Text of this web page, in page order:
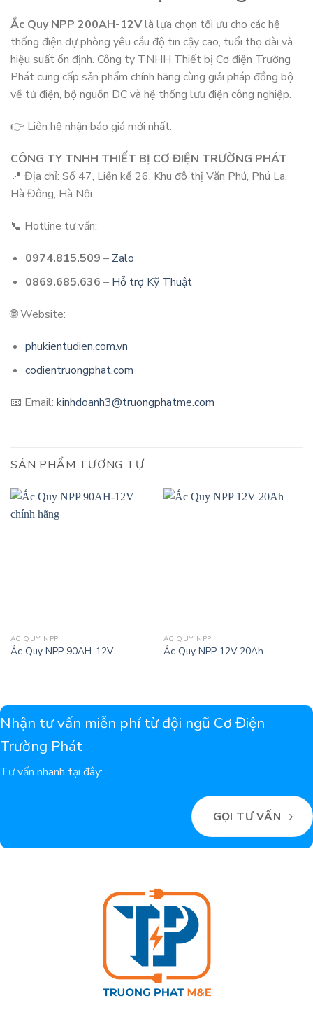
Ắc Quy NPP 200AH-12Vlà lựa chọn tối ưu cho các hệ
thống điện dự phòng yêu cầu độ tin cậy cao, tuổi thọ dài và
hiệu suất ổn định. Công ty TNHH Thiết bị Cơ điện Trường
Phát cung cấp sản phẩm chính hãng cùng giải pháp đồng bộ
về tủ điện, bộ nguồn DC và hệ thống lưu điện công nghiệp.
👉 Liên hệ nhận báo giá mới nhất:
CÔNG TY TNHH THIẾT BỊ CƠ ĐIỆN TRƯỜNG PHÁT
📍 Địa chỉ: Số 47, Liền kề 26, Khu đô thị Văn Phú, Phú La,
Hà Đông, Hà Nội
📞 Hotline tư vấn:
0974.815.509 – Zalo
0869.685.636 – Hỗ trợ Kỹ Thuật
🌐 Website:
phukientudien.com.vn
codientruongphat.com
📧 Email: kinhdoanh3@truongphatme.com
SẢN PHẨM TƯƠNG TỰ
ẮC QUY NPP
Ắc Quy NPP 90AH-12V
ẮC QUY NPP
Ắc Quy NPP 12V 20Ah
Nhận tư vấn miễn phí từ đội ngũ Cơ Điện
Trường Phát
Tư vấn nhanh tại đây:
GỌI TƯ VẤN